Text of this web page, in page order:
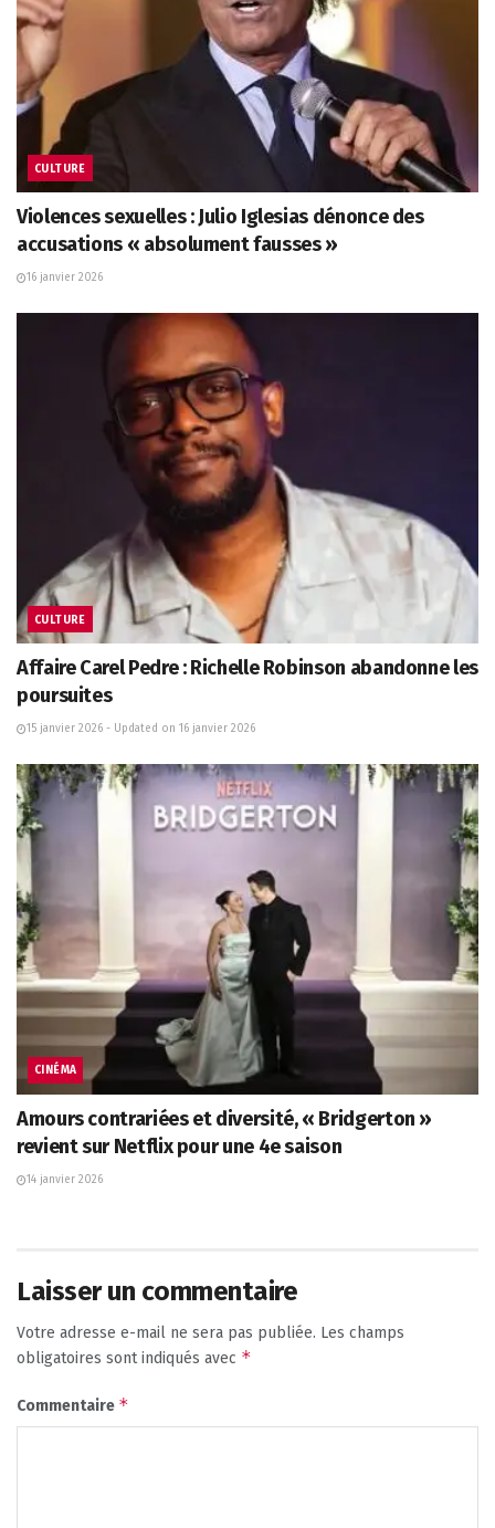
CULTURE
Violences sexuelles : Julio Iglesias dénonce des
accusations « absolument fausses »
16 janvier 2026
CULTURE
Affaire Carel Pedre : Richelle Robinson abandonne les
poursuites
15 janvier 2026 - Updated on 16 janvier 2026
CINÉMA
Amours contrariées et diversité, « Bridgerton »
revient sur Netflix pour une 4e saison
14 janvier 2026
Laisser un commentaire
Votre adresse e-mail ne sera pas publiée. Les champs
obligatoires sont indiqués avec *
Commentaire *